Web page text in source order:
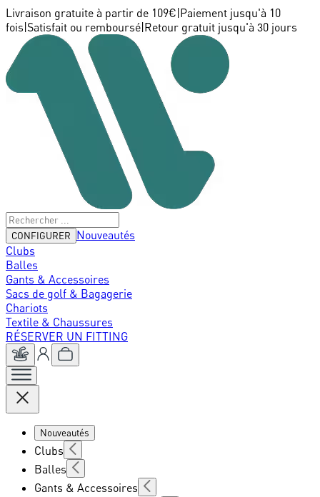
Livraison gratuite à partir de 109€ Paiement jusqu'à 10
fois Satisfait ou remboursé Retour gratuit jusqu'à 30 jours
CONFIGURER
Nouveautés
Clubs
Balles
Gants & Accessoires
Sacs de golf & Bagagerie
Chariots
Textile & Chaussures
RÉSERVER UN FITTING
Nouveautés
Clubs
Balles
Gants & Accessoires